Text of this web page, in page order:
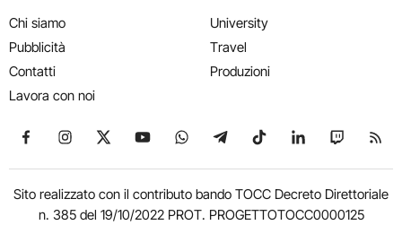
Chi siamo
Pubblicità
Contatti
Lavora con noi
University
Travel
Produzioni
Seguici su Facebook
Seguici su Instagram
Seguici su X
Seguici su YouTube
Seguici su WhatsApp
Seguici su Telegram
Seguici su TikTok
Seguici su
Seguici
Sito realizzato con il contributo bando TOCC Decreto Direttoriale
n. 385 del 19/10/2022 PROT. PROGETTOTOCC0000125